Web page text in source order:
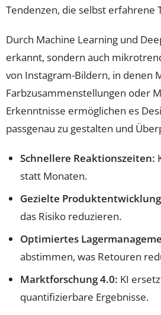
Tendenzen, die selbst
Durch Machine Learning und
erkannt, sondern auch
von Instagram-Bildern, in denen
Farbzusammenstellungen oder
Erkenntnisse ermöglichen es
passgenau zu gestalten und
Schnellere Reaktionszeiten:
statt Monaten.
Gezielte
das Risiko reduzieren.
Optimiertes
abstimmen, was Retouren
Marktforschung 4.0: KI
quantifizierbare Ergebnisse.